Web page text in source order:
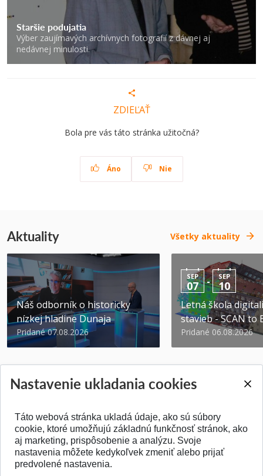
Staršie podujatia
Výber zaujímavých archívnych fotografií z dávnej aj
nedávnej minulosti.
ZDIEĽAŤ
Bola pre vás táto stránka užitočná?
Áno Nie
Aktuality Všetky aktuality
Náš odborník o historicky
nízkej hladine Dunaja
Pridané 07.08.2026
SEP
07 - SEP
10
Letná škola
stavieb - SCAN to
Pridané 06.08.2026
SPÄŤ NA VRCH
Nastavenie ukladania cookies
Táto webová stránka ukladá údaje, ako sú súbory
cookie, ktoré umožňujú základnú funkčnosť stránok, ako
aj marketing, prispôsobenie a analýzu. Svoje
nastavenia môžete kedykoľvek zmeniť alebo prijať
predvolené nastavenia.